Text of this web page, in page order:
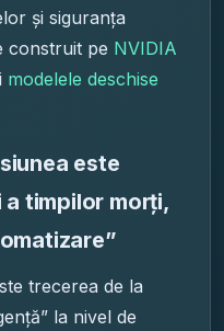
și siguranța
construit pe NVIDIA
modelele deschise
este
timpilor morți,
trecerea de la
la nivel de